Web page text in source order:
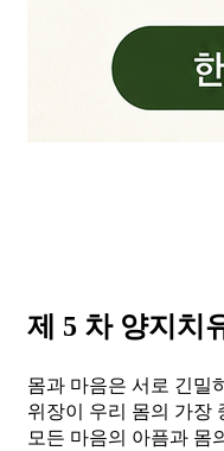
제 5 차 양지치
몸과 마음은 서로 긴밀
위장이 우리 몸의 가장
모든 마음의 아픔과 몸